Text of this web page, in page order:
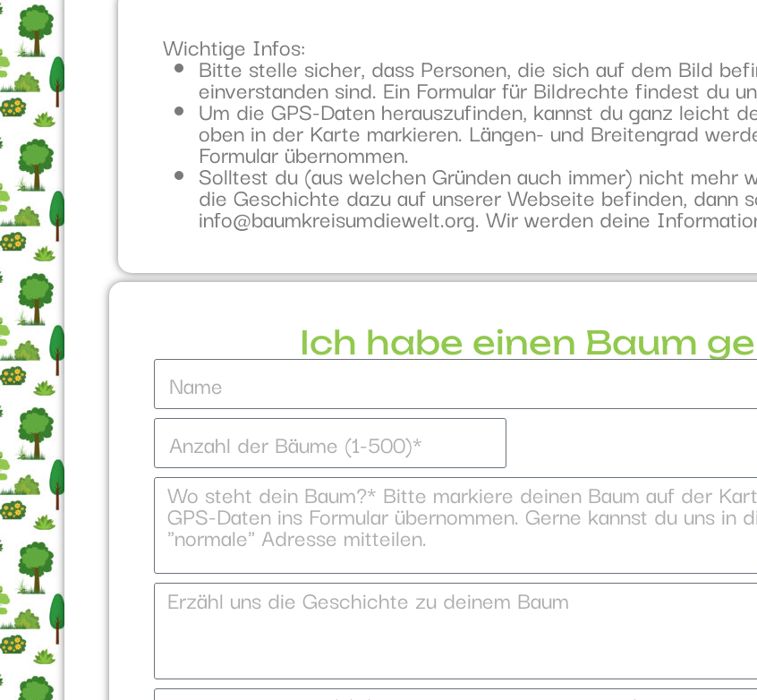
Wichtige Infos:
Bitte stelle sicher, dass Personen, die sich auf dem Bild
einverstanden sind. Ein Formular für Bildrechte findest du
Um die GPS-Daten herauszufinden, kannst du ganz leicht
oben in der Karte markieren. Längen- und Breitengrad
Formular übernommen.
Solltest du (aus welchen Gründen auch immer) nicht mehr
die Geschichte dazu auf unserer Webseite befinden, dann
info@baumkreisumdiewelt.org. Wir werden deine
Ich habe einen Baum